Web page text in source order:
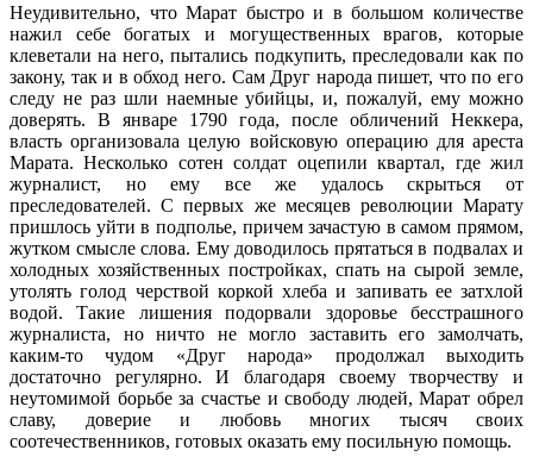
Неудивительно, что Марат быстро и в большом количестве
нажил себе богатых и могущественных врагов, которые
клеветали на него, пытались подкупить, преследовали как по
закону, так и в обход него. Сам Друг народа пишет, что по его
следу не раз шли наемные убийцы, и, пожалуй, ему можно
доверять. В январе 1790 года, после обличений Неккера,
власть организовала целую войсковую операцию для ареста
Марата. Несколько сотен солдат оцепили квартал, где жил
журналист, но ему все же удалось скрыться от
преследователей. С первых же месяцев революции Марату
пришлось уйти в подполье, причем зачастую в самом прямом,
жутком смысле слова. Ему доводилось прятаться в подвалах и
холодных хозяйственных постройках, спать на сырой земле,
утолять голод черствой коркой хлеба и запивать ее затхлой
водой. Такие лишения подорвали здоровье бесстрашного
журналиста, но ничто не могло заставить его замолчать,
каким-то чудом «Друг народа» продолжал выходить
достаточно регулярно. И благодаря своему творчеству и
неутомимой борьбе за счастье и свободу людей, Марат обрел
славу, доверие и любовь многих тысяч своих
соотечественников, готовых оказать ему посильную помощь.